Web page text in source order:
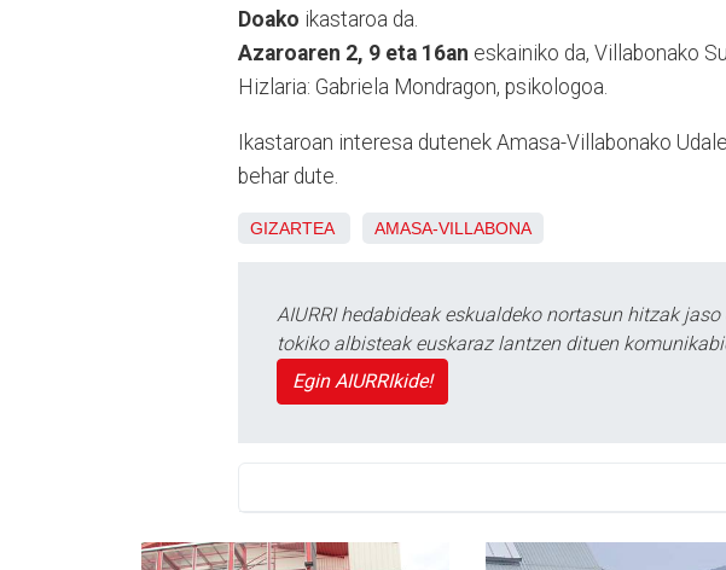
Doako ikastaroa da.
Azaroaren 2, 9 eta 16an eskainiko da, Villabonako
Hizlaria: Gabriela Mondragon, psikologoa.
Ikastaroan interesa dutenek Amasa-Villabonako
behar dute.
GIZARTEA AMASA-VILLABONA
AIURRI hedabideak eskualdeko nortasun hitzak
tokiko albisteak euskaraz lantzen dituen
Egin AIURRIkide!